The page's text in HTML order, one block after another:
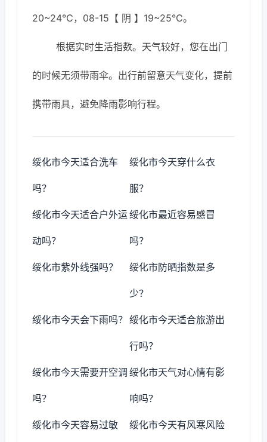
20~24℃，08-15【 阴 】19~25℃。
根据实时生活指数。天气较好，您在出门
的时候无须带雨伞。出行前留意天气变化，提前
携带雨具，避免降雨影响行程。
绥化市今天适合洗车
吗？
绥化市今天穿什么衣
服？
绥化市今天适合户外运
动吗？
绥化市最近容易感冒
吗？
绥化市紫外线强吗？ 绥化市防晒指数是多
少？
绥化市今天会下雨吗？ 绥化市今天适合旅游出
行吗？
绥化市今天需要开空调
吗？
绥化市天气对心情有影
响吗？
绥化市今天容易过敏 绥化市今天有风寒风险